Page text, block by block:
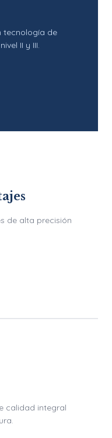
tecnología de
II y III.
de alta precisión
calidad integral